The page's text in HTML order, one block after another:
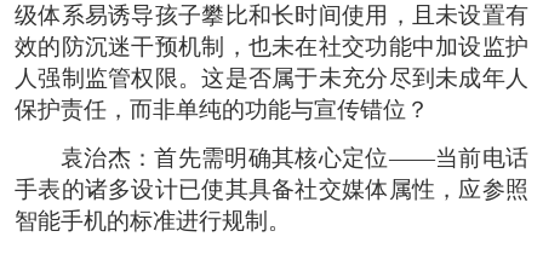
级体系易诱导孩子攀比和长时间使用，且未设置有
效的防沉迷干预机制，也未在社交功能中加设监护
人强制监管权限。这是否属于未充分尽到未成年人
保护责任，而非单纯的功能与宣传错位？
袁治杰：首先需明确其核心定位——当前电话
手表的诸多设计已使其具备社交媒体属性，应参照
智能手机的标准进行规制。